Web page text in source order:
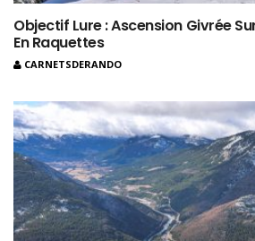
Objectif Lure : Ascension Givrée
En Raquettes
CARNETSDERANDO